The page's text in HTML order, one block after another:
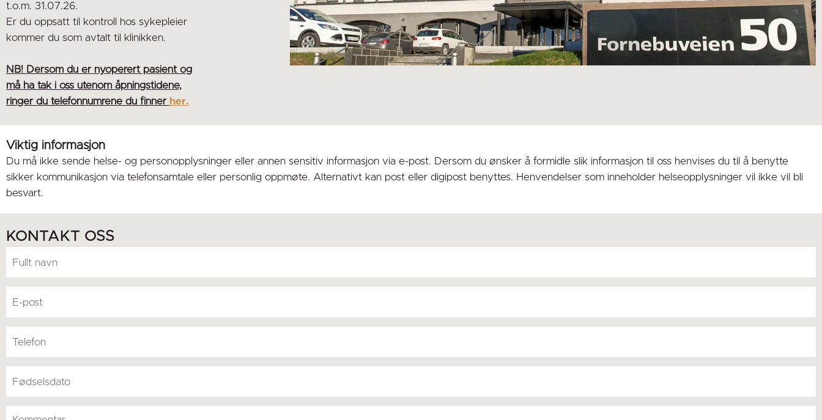
t.o.m. 31.07.26.
Er du oppsatt til kontroll hos sykepleier
kommer du som avtalt til klinikken.
NB! Dersom du er nyoperert pasient og
må ha tak i oss utenom åpningstidene,
ringer du telefonnumrene du finner her.
Viktig informasjon
Du må ikke sende helse- og personopplysninger eller annen sensitiv informasjon via e-post. Dersom du ønsker å formidle slik informasjon til oss henvises du til å benytte
sikker kommunikasjon via telefonsamtale eller personlig oppmøte. Alternativt kan post eller digipost benyttes. Henvendelser som inneholder helseopplysninger vil ikke vil bli
besvart.
KONTAKT OSS